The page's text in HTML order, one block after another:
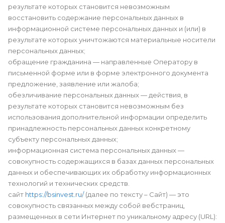
результате которых становится невозможным
восстановить содержание персональных данных в
информационной системе персональных данных и (или) в
результате которых уничтожаются материальные носители
персональных данных;
обращение гражданина — направленные Оператору в
письменной форме или в форме электронного документа
предложение, заявление или жалоба;
обезличивание персональных данных — действия, в
результате которых становится невозможным без
использования дополнительной информации определить
принадлежность персональных данных конкретному
субъекту персональных данных;
информационная система персональных данных —
совокупность содержащихся в базах данных персональных
данных и обеспечивающих их обработку информационных
технологий и технических средств.
сайт https://bsinvest.ru/(далее по тексту – Сайт) — это
совокупность связанных между собой вебстраниц,
размещенных в сети Интернет по уникальному адресу (URL):